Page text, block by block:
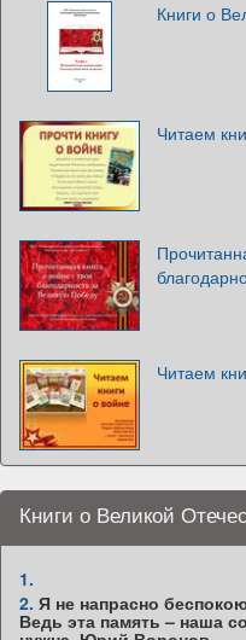
Книги о
Читаем
Читаем
Книги о Великой
1.
2. Я не напрасно
Ведь эта память – наша